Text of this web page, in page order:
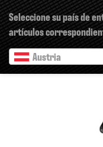
Seleccione su país de
artículos
Austria